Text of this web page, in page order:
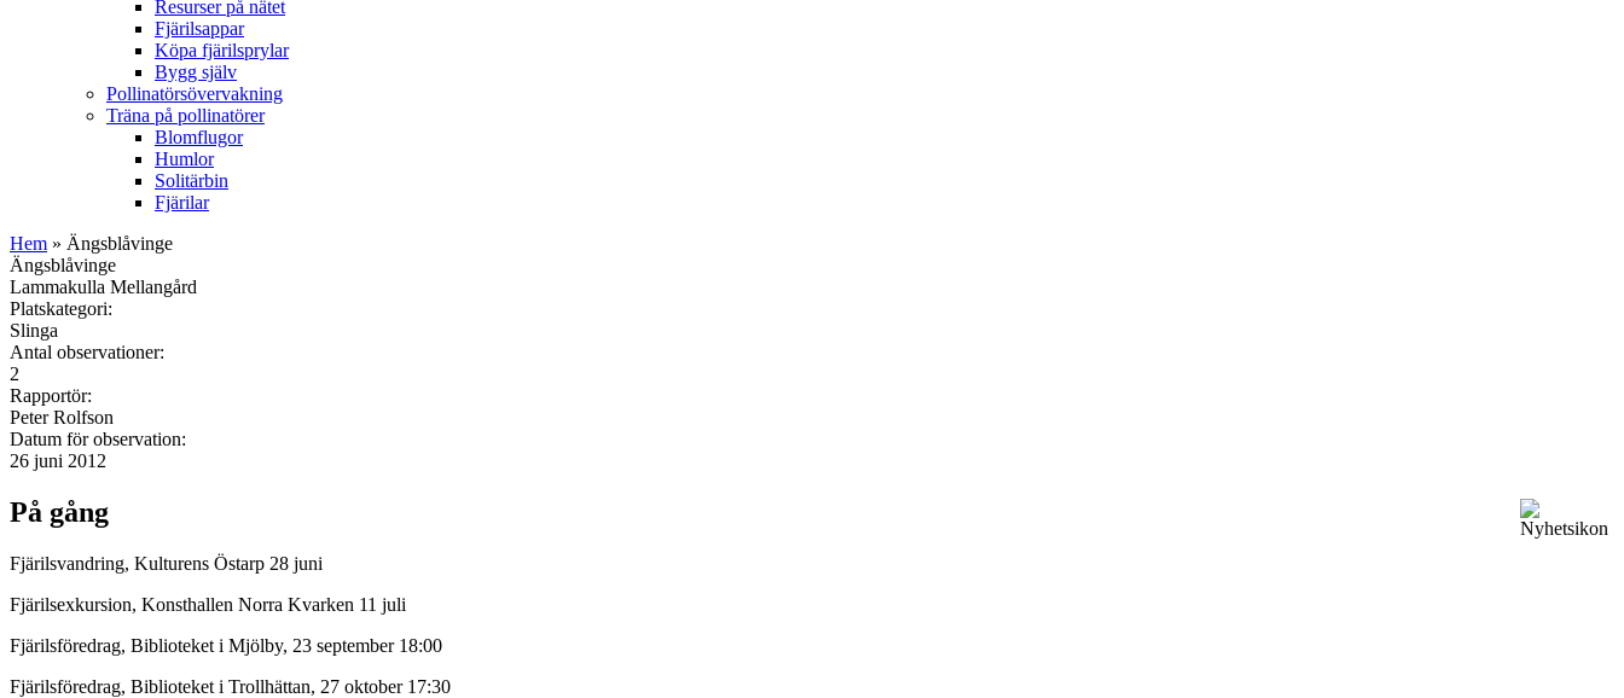
Resurser på nätet
Fjärilsappar
Köpa fjärilsprylar
Bygg själv
Pollinatörsövervakning
Träna på pollinatörer
Blomflugor
Humlor
Solitärbin
Fjärilar
Hem » Ängsblåvinge
Ängsblåvinge
Lammakulla Mellangård
Platskategori:
Slinga
Antal observationer:
2
Rapportör:
Peter Rolfson
Datum för observation:
26 juni 2012
På gång
Fjärilsvandring, Kulturens Östarp 28 juni
Fjärilsexkursion, Konsthallen Norra Kvarken 11 juli
Fjärilsföredrag, Biblioteket i Mjölby, 23 september 18:00
Fjärilsföredrag, Biblioteket i Trollhättan, 27 oktober 17:30